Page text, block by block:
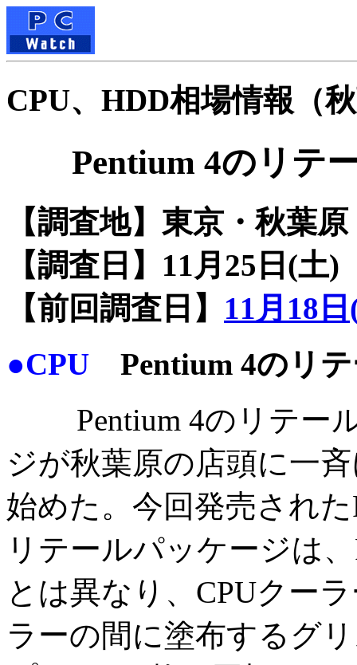
CPU、HDD相場情報（
Pentium 4のリテ
【調査地】東京・秋葉原
【調査日】11月25日(土)
【前回調査日】 11月18
●CPU Pentium 4のリ
Pentium 4のリテー
ジが秋葉原の店頭に一
始めた。今回発売された
リテールパッケージは
とは異なり、CPUクー
ラーの間に塗布するグ